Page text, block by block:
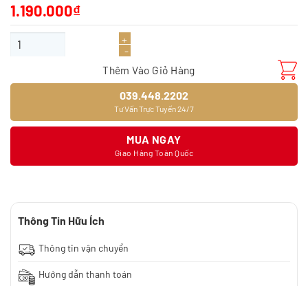
1.190.000₫
Giấy dán tường Sketch 15071-1 số lượng
Thêm Vào Giỏ Hàng
039.448.2202
Tư Vấn Trực Tuyến 24/7
MUA NGAY
Giao Hàng Toàn Quốc
Thông Tin Hữu Ích
Thông tin vận chuyển
Hướng dẫn thanh toán